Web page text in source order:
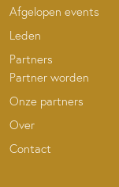
Afgelopen events
Leden
Partners
Partner worden
Onze partners
Over
Contact